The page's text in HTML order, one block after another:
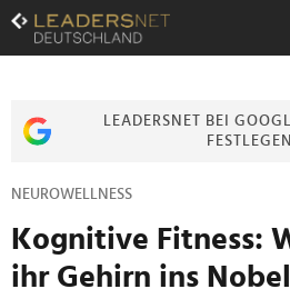
Zum
Inhalt
Zur
Zur
LEADERSNET BEI
FESTLEGEN
NEUROWELLNESS
Kognitive Fitness:
ihr Gehirn ins